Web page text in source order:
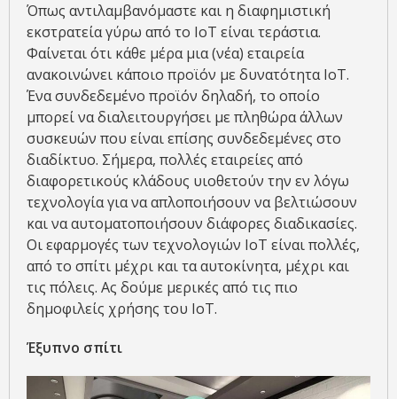
Όπως αντιλαμβανόμαστε και η διαφημιστική
εκστρατεία γύρω από το IoT είναι τεράστια.
Φαίνεται ότι κάθε μέρα μια (νέα) εταιρεία
ανακοινώνει κάποιο προϊόν με δυνατότητα IoT.
Ένα συνδεδεμένο προϊόν δηλαδή, το οποίο
μπορεί να διαλειτουργήσει με πληθώρα άλλων
συσκευών που είναι επίσης συνδεδεμένες στο
διαδίκτυο. Σήμερα, πολλές εταιρείες από
διαφορετικούς κλάδους υιοθετούν την εν λόγω
τεχνολογία για να απλοποιήσουν να βελτιώσουν
και να αυτοματοποιήσουν διάφορες διαδικασίες.
Οι εφαρμογές των τεχνολογιών IoT είναι πολλές,
από το σπίτι μέχρι και τα αυτοκίνητα, μέχρι και
τις πόλεις. Ας δούμε μερικές από τις πιο
δημοφιλείς χρήσης του IoT.
Έξυπνο σπίτι